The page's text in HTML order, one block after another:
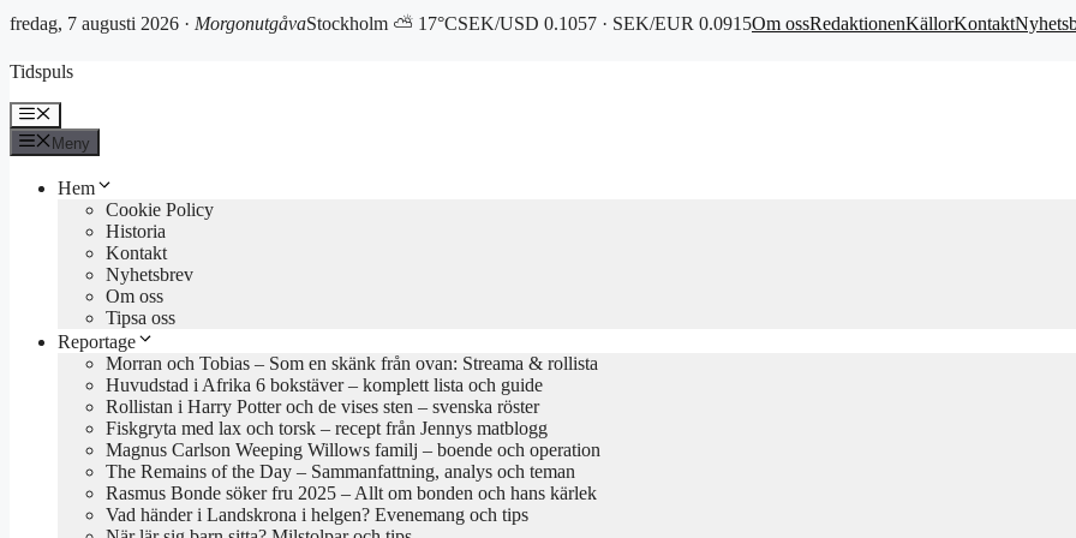
fredag, 7 augusti 2026 · MorgonutgåvaStockholm ⛅ 17°CSEK/USD 0.1057 · SEK/EUR 0.0915Om ossRedaktionenKällorKontakt
till
Tidspuls
Meny
Meny
Hem
Cookie Policy
Historia
Kontakt
Nyhetsbrev
Om oss
Tipsa oss
Reportage
Morran och Tobias – Som en skänk från ovan: Streama & rollista
Huvudstad i Afrika 6 bokstäver – komplett lista och guide
Rollistan i Harry Potter och de vises sten – svenska röster
Fiskgryta med lax och torsk – recept från Jennys matblogg
Magnus Carlson Weeping Willows familj – boende och operation
The Remains of the Day – Sammanfattning, analys och teman
Rasmus Bonde söker fru 2025 – Allt om bonden och hans kärlek
Vad händer i Landskrona i helgen? Evenemang och tips